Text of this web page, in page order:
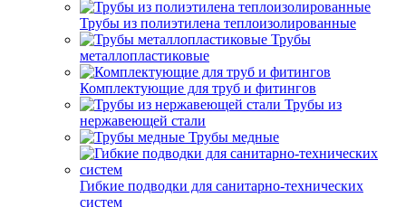
Трубы из полиэтилена теплоизолированные
Трубы
металлопластиковые
Комплектующие для труб и фитингов
Трубы из
нержавеющей стали
Трубы медные
Гибкие подводки для санитарно-технических
систем